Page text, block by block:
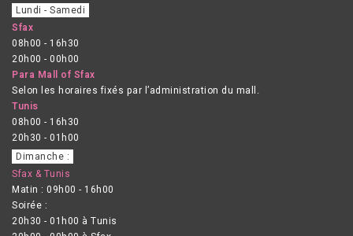
Lundi - Samedi
Sfax
08h00 - 16h30
20h00 - 00h00
Para Mall of Sfax
Selon les horaires fixés par l’administration du mall.
Tunis
08h00 - 16h30
20h30 - 01h00
Dimanche :
Sfax & Tunis
Matin : 09h00 - 16h00
Soirée :
20h30 - 01h00 à Tunis